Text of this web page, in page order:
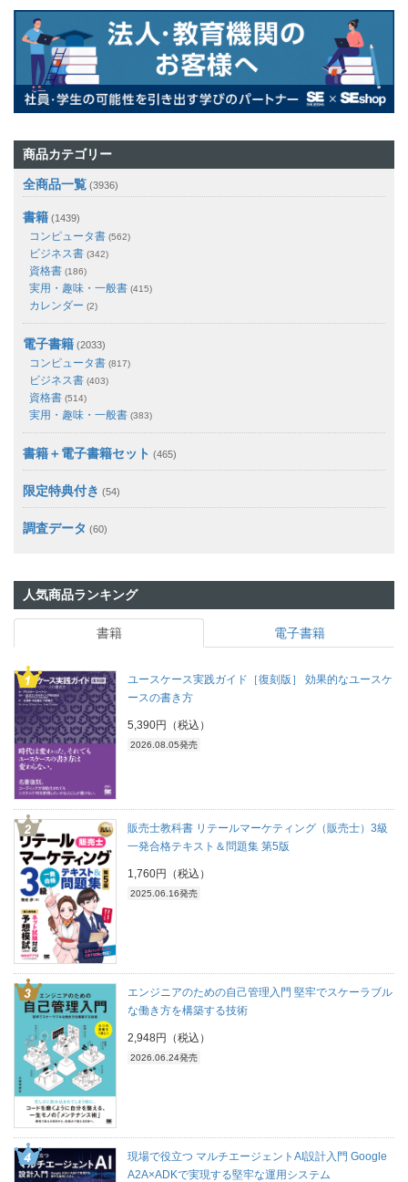
商品カテゴリー
全商品一覧 (3936)
書籍 (1439)
コンピュータ書 (562)
ビジネス書 (342)
資格書 (186)
実用・趣味・一般書 (415)
カレンダー (2)
電子書籍 (2033)
コンピュータ書 (817)
ビジネス書 (403)
資格書 (514)
実用・趣味・一般書 (383)
書籍＋電子書籍セット (465)
限定特典付き (54)
調査データ (60)
人気商品ランキング
書籍 電子書籍
ユースケース実践ガイド［復刻版］ 効果的なユースケ
ースの書き方
5,390円（税込）
2026.08.05発売
販売士教科書 リテールマーケティング（販売士）3級
一発合格テキスト＆問題集 第5版
1,760円（税込）
2025.06.16発売
エンジニアのための自己管理入門 堅牢でスケーラブル
な働き方を構築する技術
2,948円（税込）
2026.06.24発売
現場で役立つ マルチエージェントAI設計入門 Google
A2A×ADKで実現する堅牢な運用システム